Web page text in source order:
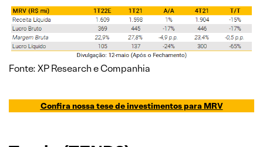
Fonte: XP Research e Companhia
Confira nossa tese de investimentos paraMRV